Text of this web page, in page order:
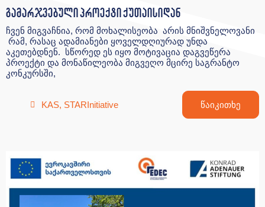
გამარჯვებული პროექტი ქუთაისიდან
ჩვენ მიგვაჩნია, რომ მოხალისეობა არის მნიშვნელოვანი
რამ, რასაც ადამიანები ყოველდღიურად უნდა
აკეთებდნენ. სწორედ ეს იყო მოტივაცია დაგვეწერა
პროექტი და მონაწილეობა მიგვეღო მცირე საგრანტო
კონკურსში,
KAS, STARInitiative წაიკითხე